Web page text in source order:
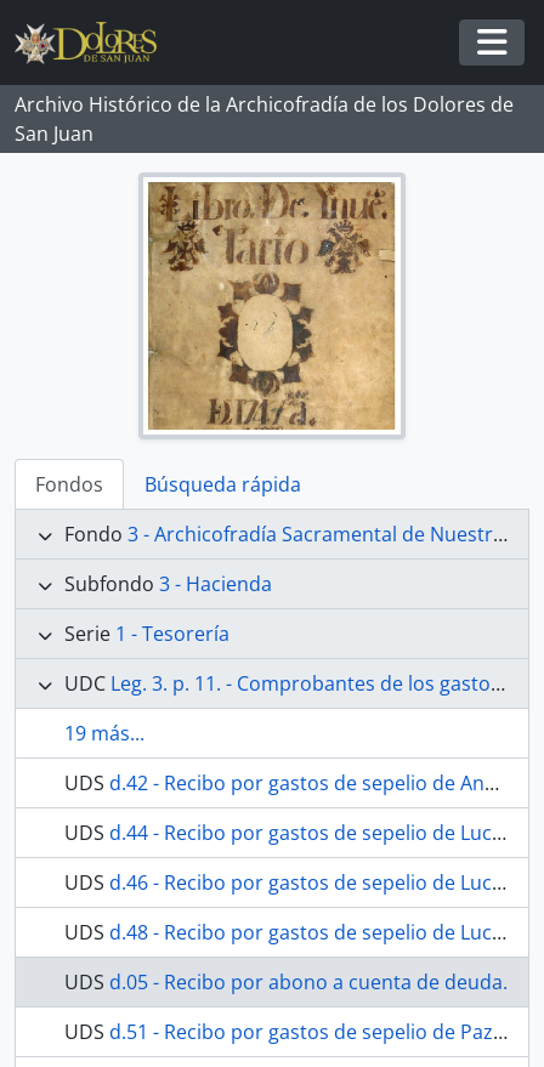
Skip to main content
Archivo Histórico de la Archicofradía de los Dolores de
San Juan
Fondos
Búsqueda rápida
Fondo 3 - Archicofradía Sacramental de Nuestra Señora de los Dolores
Subfondo 3 - Hacienda
Serie 1 - Tesorería
UDC Leg. 3. p. 11. - Comprobantes de los gastos efectuados en el año 1874.
19 más...
UDS d.42 - Recibo por gastos de sepelio de Ana Gómez Mejía.
UDS d.44 - Recibo por gastos de sepelio de Lucia Pinazo García.
UDS d.46 - Recibo por gastos de sepelio de Lucia Pinazo García.
UDS d.48 - Recibo por gastos de sepelio de Lucia Pinazo García.
UDS d.05 - Recibo por abono a cuenta de deuda.
UDS d.51 - Recibo por gastos de sepelio de Paz Guerrero García